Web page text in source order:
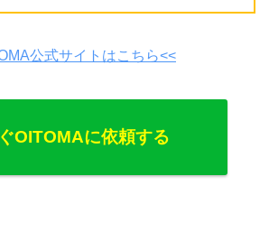
公式サイトはこちら<<
OITOMAに依頼する